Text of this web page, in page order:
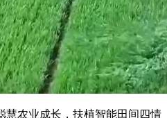
农业成长，扶植智能田间四情